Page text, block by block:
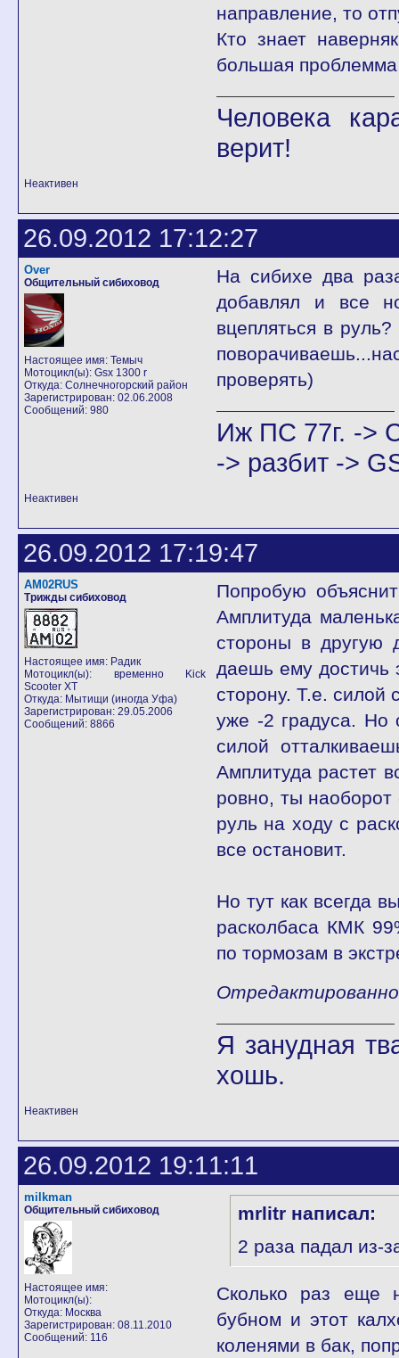
направление, то
Кто знает
большая
Человека
верит!
Неактивен
26.09.2012 17:12:27
Over
Общительный сибиховод
Настоящее имя: Темыч
Мотоцикл(ы): Gsx 1300 r
Откуда: Солнечногорский район
Зарегистрирован: 02.06.2008
Сообщений: 980
На сибихе два
добавлял и все
вцепляться в
проверять)
Иж ПС 77г. ->
-> разбит ->
Неактивен
26.09.2012 17:19:47
AM02RUS
Трижды сибиховод
Настоящее имя: Радик
Мотоцикл(ы): временно Kick
Scooter XT
Откуда: Мытищи (иногда Уфа)
Зарегистрирован: 29.05.2006
Сообщений: 8866
Попробую
Амплитуда
стороны в другую
даешь ему достичь
сторону. Т.е. силой
уже -2 градуса. Но
силой
Амплитуда растет
ровно, ты
руль на ходу с
все остановит.
Но тут как всегда
расколбаса КМК
по тормозам в
Я занудная
хошь.
Неактивен
26.09.2012 19:11:11
milkman
Общительный сибиховод
Настоящее имя:
Мотоцикл(ы):
Откуда: Москва
Зарегистрирован: 08.11.2010
Сообщений: 116
mrlitr написал:
2 раза падал из-
Сколько раз еще
бубном и этот
коленями в бак,